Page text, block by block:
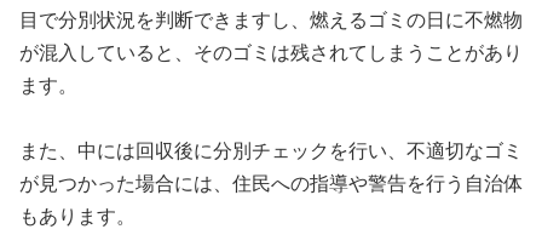
目で分別状況を判断できますし、燃えるゴミの日に不燃物
が混入していると、そのゴミは残されてしまうことがあり
ます。
また、中には回収後に分別チェックを行い、不適切なゴミ
が見つかった場合には、住民への指導や警告を行う自治体
もあります。